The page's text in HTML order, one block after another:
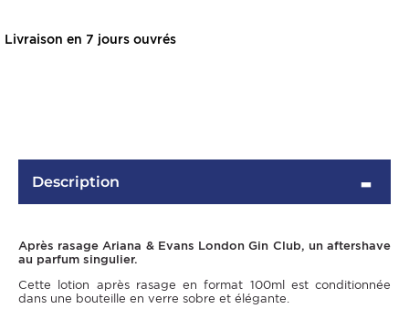
Livraison en 7 jours ouvrés
Description
Après rasage Ariana & Evans London Gin Club, un aftershave
au parfum singulier.
Cette lotion après rasage en format 100ml est conditionnée
dans une bouteille en verre sobre et élégante.